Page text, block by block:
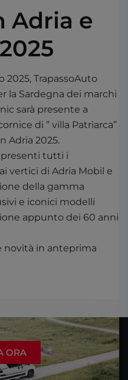
Adria e
2025, TrapassoAuto
la Sardegna dei marchi
sarà presente a
di ” villa Patriarca”
Adria 2025.
presenti tutti i
vertici di Adria Mobil e
della gamma
e iconici modelli
appunto dei 60 anni
novità in anteprima
ORA